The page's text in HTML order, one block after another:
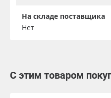
На складе поставщика
Нет
С этим товаром